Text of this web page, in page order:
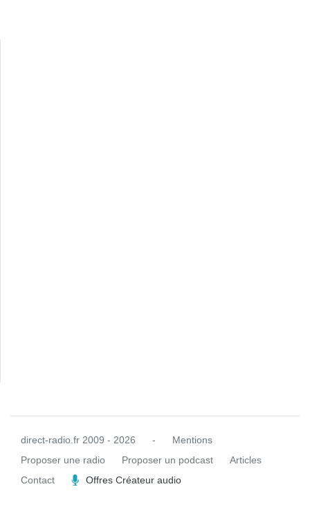
direct-radio.fr 2009 - 2026 -
Mentions
Proposer une radio
Proposer un podcast
Articles
Contact
Offres Créateur audio